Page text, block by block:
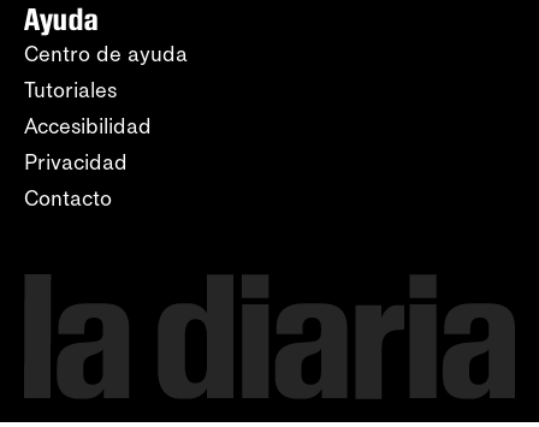
Ayuda
Centro de ayuda
Tutoriales
Accesibilidad
Privacidad
Contacto